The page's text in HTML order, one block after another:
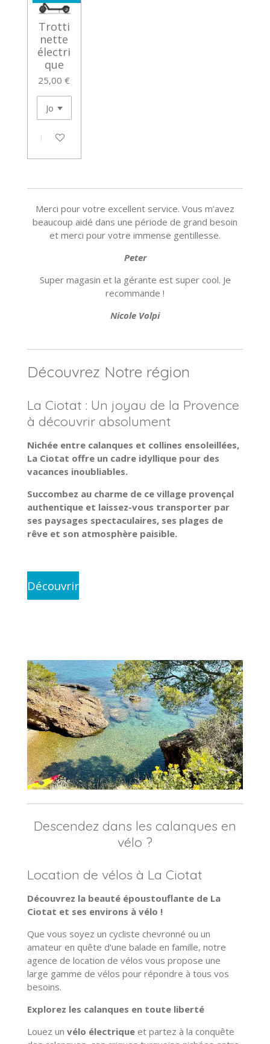
Trotti
nette
électri
que
25,00 €
M'avertir si disponible
Merci pour votre excellent service. Vous m’avez
beaucoup aidé dans une période de grand besoin
et merci pour votre immense gentillesse.
Peter
Super magasin et la gérante est super cool. Je
recommande !
Nicole Volpi
Découvrez Notre région
La Ciotat : Un joyau de la Provence
à découvrir absolument
Nichée entre calanques et collines ensoleillées,
La Ciotat offre un cadre idyllique pour des
vacances inoubliables.
Succombez au charme de ce village provençal
authentique et laissez-vous transporter par
ses paysages spectaculaires, ses plages de
rêve et son atmosphère paisible.
Découvrir
Descendez dans les calanques en
vélo ?
Location de vélos à La Ciotat
Découvrez la beauté époustouflante de La
Ciotat et ses environs à vélo !
Que vous soyez un cycliste chevronné ou un
amateur en quête d'une balade en famille, notre
agence de location de vélos vous propose une
large gamme de vélos pour répondre à tous vos
besoins.
Explorez les calanques en toute liberté
Louez un vélo électriqueet partez à la conquête